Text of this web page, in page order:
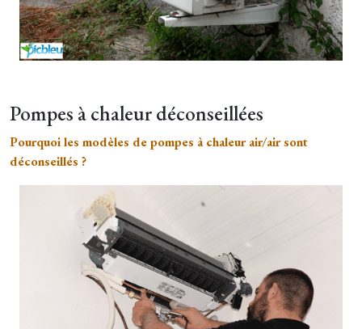
Pompes à chaleur déconseillées
Pourquoi les modèles de pompes à chaleur air/air sont
déconseillés ?